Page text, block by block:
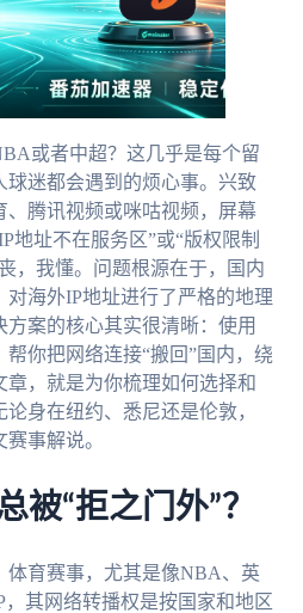
或者中超？这几乎是每个留
球迷都会遇到的烦心事。兴致
、腾讯视频或咪咕视频，屏幕
地址不在服务区”或“版权限制
，我懂。问题根源在于，国内
海外IP地址进行了严格的地理
案的核心其实很清晰：使用
你把网络连接“搬回”国内，绕
，就是为你梳理如何选择和
身在纽约、悉尼还是伦敦，
事解说。
被“拒之门外”？
体育赛事，尤其是像NBA、英
其网络转播权是按国家和地区